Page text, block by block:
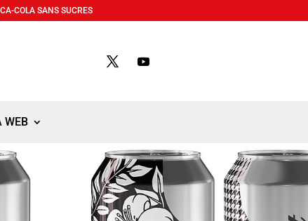
COLA SANS SUCRES
WEB